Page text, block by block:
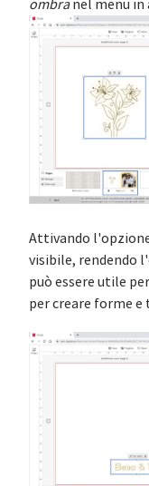
ombranel menu in
Attivando
visibile, rendendo
può essere utile
per creare forme